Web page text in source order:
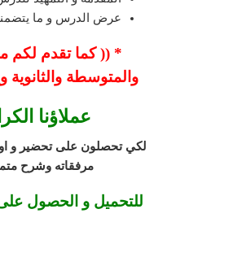
عرض الدرس و ما
* (( كما تقدم لكم
والمتوسطة
عملاؤنا
لكي تحصلون على تحضير و
مرفقاته وشرح
للتحميل و الحصول